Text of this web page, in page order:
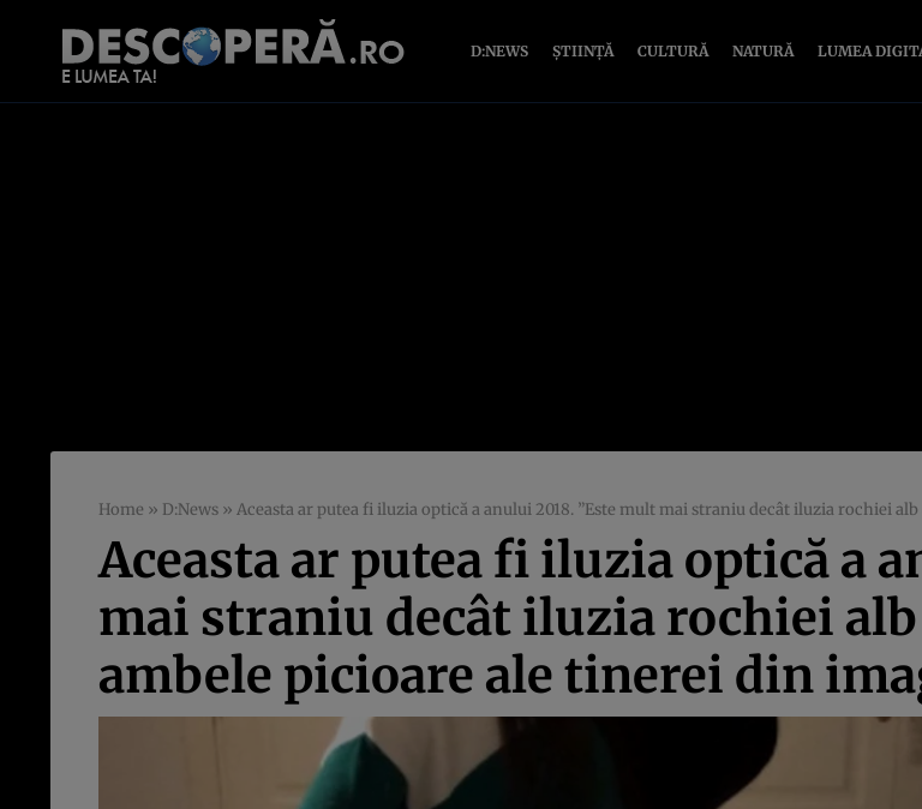
D:NEWS ȘTIINȚĂ CULTURĂ NATURĂ LUMEA
Home » D:News » Aceasta ar putea fi iluzia optică a anului 2018. ”Este mult mai straniu decât iluzia rochiei
Aceasta ar putea fi iluzia optică a
mai straniu decât iluzia rochiei alb
ambele picioare ale tinerei din